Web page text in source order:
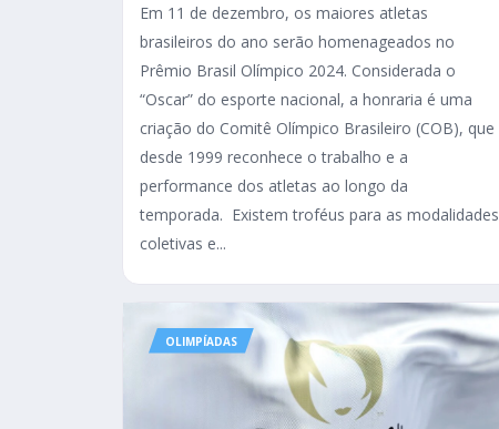
Em 11 de dezembro, os maiores atletas
brasileiros do ano serão homenageados no
Prêmio Brasil Olímpico 2024. Considerada o
“Oscar” do esporte nacional, a honraria é uma
criação do Comitê Olímpico Brasileiro (COB), que
desde 1999 reconhece o trabalho e a
performance dos atletas ao longo da
temporada. Existem troféus para as modalidades
coletivas e...
OLIMPÍADAS